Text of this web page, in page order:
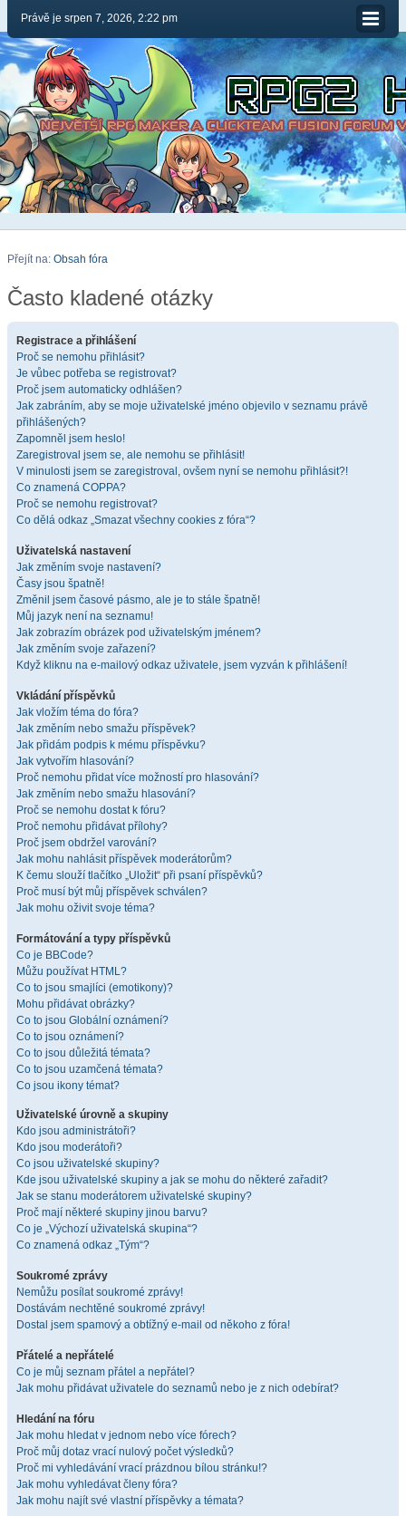
Právě je srpen 7, 2026, 2:22 pm
Přejít na: Obsah fóra
Často kladené otázky
Registrace a přihlášení
Proč se nemohu přihlásit?
Je vůbec potřeba se registrovat?
Proč jsem automaticky odhlášen?
Jak zabráním, aby se moje uživatelské jméno objevilo v seznamu právě
přihlášených?
Zapomněl jsem heslo!
Zaregistroval jsem se, ale nemohu se přihlásit!
V minulosti jsem se zaregistroval, ovšem nyní se nemohu přihlásit?!
Co znamená COPPA?
Proč se nemohu registrovat?
Co dělá odkaz „Smazat všechny cookies z fóra“?
Uživatelská nastavení
Jak změním svoje nastavení?
Časy jsou špatně!
Změnil jsem časové pásmo, ale je to stále špatně!
Můj jazyk není na seznamu!
Jak zobrazím obrázek pod uživatelským jménem?
Jak změním svoje zařazení?
Když kliknu na e-mailový odkaz uživatele, jsem vyzván k přihlášení!
Vkládání příspěvků
Jak vložím téma do fóra?
Jak změním nebo smažu příspěvek?
Jak přidám podpis k mému příspěvku?
Jak vytvořím hlasování?
Proč nemohu přidat více možností pro hlasování?
Jak změním nebo smažu hlasování?
Proč se nemohu dostat k fóru?
Proč nemohu přidávat přílohy?
Proč jsem obdržel varování?
Jak mohu nahlásit příspěvek moderátorům?
K čemu slouží tlačítko „Uložit“ při psaní příspěvků?
Proč musí být můj příspěvek schválen?
Jak mohu oživit svoje téma?
Formátování a typy příspěvků
Co je BBCode?
Můžu používat HTML?
Co to jsou smajlíci (emotikony)?
Mohu přidávat obrázky?
Co to jsou Globální oznámení?
Co to jsou oznámení?
Co to jsou důležitá témata?
Co to jsou uzamčená témata?
Co jsou ikony témat?
Uživatelské úrovně a skupiny
Kdo jsou administrátoři?
Kdo jsou moderátoři?
Co jsou uživatelské skupiny?
Kde jsou uživatelské skupiny a jak se mohu do některé zařadit?
Jak se stanu moderátorem uživatelské skupiny?
Proč mají některé skupiny jinou barvu?
Co je „Výchozí uživatelská skupina“?
Co znamená odkaz „Tým“?
Soukromé zprávy
Nemůžu posílat soukromé zprávy!
Dostávám nechtěné soukromé zprávy!
Dostal jsem spamový a obtížný e-mail od někoho z fóra!
Přátelé a nepřátelé
Co je můj seznam přátel a nepřátel?
Jak mohu přidávat uživatele do seznamů nebo je z nich odebírat?
Hledání na fóru
Jak mohu hledat v jednom nebo více fórech?
Proč můj dotaz vrací nulový počet výsledků?
Proč mi vyhledávání vrací prázdnou bílou stránku!?
Jak mohu vyhledávat členy fóra?
Jak mohu najít své vlastní příspěvky a témata?